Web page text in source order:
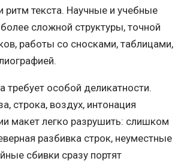
ритм текста. Научные и учебные
сложной структуры, точной
работы со сносками, таблицами,
требует особой деликатности.
строка, воздух, интонация
макет легко разрушить: слишком
разбивка строк, неуместные
сбивки сразу портят